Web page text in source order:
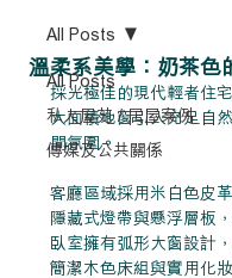
All Posts
私人屋苑 / 居屋案例
傳媒及公共關係
All Posts
溫柔系美學：奶茶色
採光極佳的現代輕者住
大面積地窗引入充足自
間氛圍。
客廳區域採用米白色皮
隱藏式燈帶與懸浮層板
臥室擁有弧形大窗設計
簡潔木色床組與實用化